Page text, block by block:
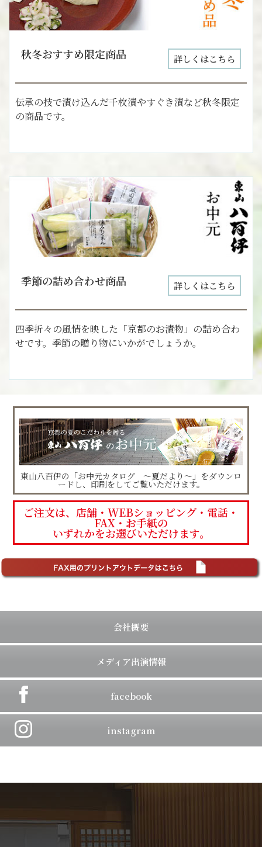
秋冬おすすめ限定商品 詳しくはこちら
伝承の技で漬け込んだ千枚漬やすぐき漬など秋冬限定
の商品です。
季節の詰め合わせ商品 詳しくはこちら
四季折々の風情を映した「京都のお漬物」の詰め合わ
せです。季節の贈り物にいかがでしょうか。
東山八百伊の「お中元カタログ ～夏だより～」をダウンロ
ードし、印刷をしてご覧いただけます。
ご注文は、店舗・WEBショッピング・電話・
FAX・お手紙の
いずれかをお選びいただけます。
会社概要
メディア出演情報
facebook
instagram